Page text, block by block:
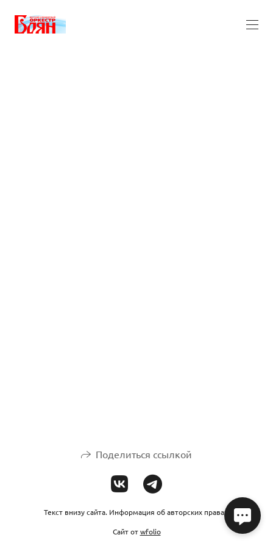
Поделиться ссылкой
Текст внизу сайта. Информация об авторских правах.
Сайт отwfolio